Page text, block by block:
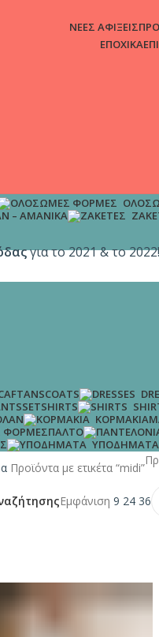
ΝΕΕΣ ΑΦΙΞΕΙΣ
ΕΠΟΧΙΚΑ
– ΑΜΆΝΙΚΑ
για το 2021 & το
COATS
SETSHIRTS
ΚΟΡΜΆΚΙΑ
ΠΑΛΤΌ
ΥΠΟΔΉΜΑΤΑ
Προϊόντα με ετικέτα “midi”
Εμφάνιση 9 24 36